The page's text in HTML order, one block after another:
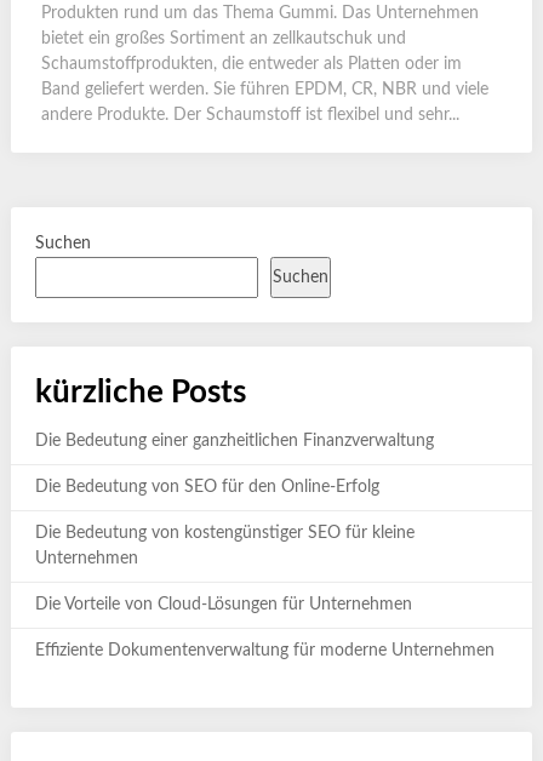
Produkten rund um das Thema Gummi. Das Unternehmen
bietet ein großes Sortiment an zellkautschuk und
Schaumstoffprodukten, die entweder als Platten oder im
Band geliefert werden. Sie führen EPDM, CR, NBR und viele
andere Produkte. Der Schaumstoff ist flexibel und sehr...
Suchen
Suchen
kürzliche Posts
Die Bedeutung einer ganzheitlichen Finanzverwaltung
Die Bedeutung von SEO für den Online-Erfolg
Die Bedeutung von kostengünstiger SEO für kleine
Unternehmen
Die Vorteile von Cloud-Lösungen für Unternehmen
Effiziente Dokumentenverwaltung für moderne Unternehmen